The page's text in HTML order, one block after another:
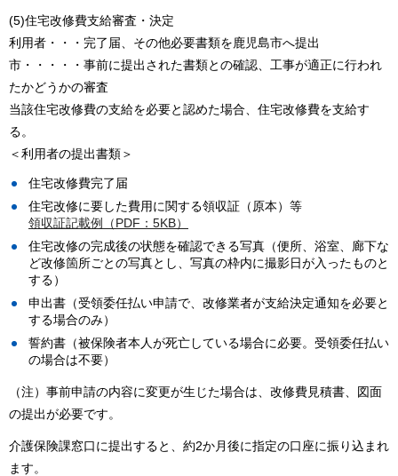
(5)住宅改修費支給審査・決定
利用者・・・完了届、その他必要書類を鹿児島市へ提出
市・・・・・事前に提出された書類との確認、工事が適正に行われ
たかどうかの審査
当該住宅改修費の支給を必要と認めた場合、住宅改修費を支給す
る。
＜利用者の提出書類＞
住宅改修費完了届
住宅改修に要した費用に関する領収証（原本）等
領収証記載例（PDF：5KB）
住宅改修の完成後の状態を確認できる写真（便所、浴室、廊下な
ど改修箇所ごとの写真とし、写真の枠内に撮影日が入ったものと
する）
申出書（受領委任払い申請で、改修業者が支給決定通知を必要と
する場合のみ）
誓約書（被保険者本人が死亡している場合に必要。受領委任払い
の場合は不要）
（注）事前申請の内容に変更が生じた場合は、改修費見積書、図面
の提出が必要です。
介護保険課窓口に提出すると、約2か月後に指定の口座に振り込まれ
ます。